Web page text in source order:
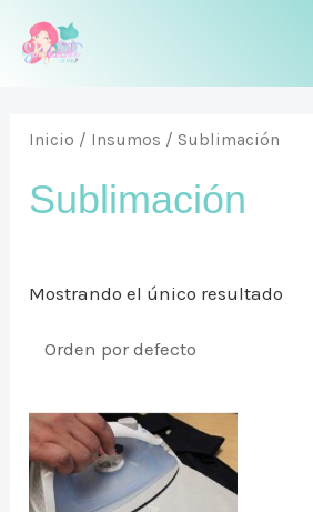
Inicio / Insumos / Sublimación
Sublimación
Mostrando el único resultado